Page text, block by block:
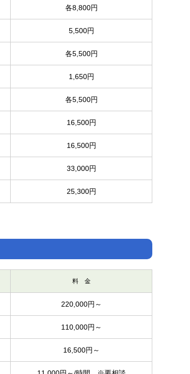
各8,800円
5,500円
各5,500円
1,650円
各5,500円
16,500円
16,500円
33,000円
25,300円
料 金
220,000円～
110,000円～
16,500円～